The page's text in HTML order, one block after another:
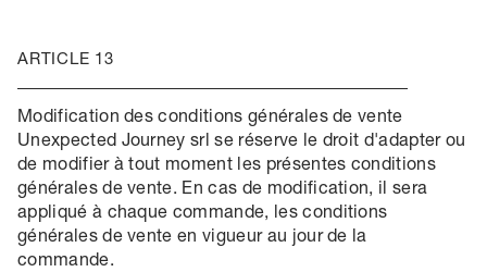
ARTICLE 13
Modification des conditions générales de vente
Unexpected Journey srl se réserve le droit d'adapter ou
de modifier à tout moment les présentes conditions
générales de vente. En cas de modification, il sera
appliqué à chaque commande, les conditions
générales de vente en vigueur au jour de la
commande.